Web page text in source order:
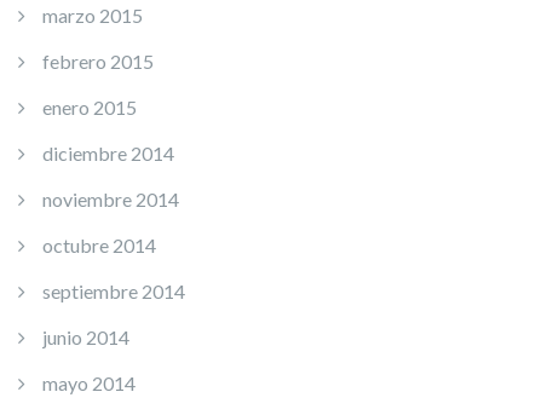
marzo 2015
febrero 2015
enero 2015
diciembre 2014
noviembre 2014
octubre 2014
septiembre 2014
junio 2014
mayo 2014